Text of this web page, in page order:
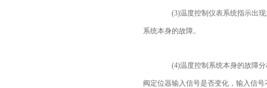
(3)温度控制仪表系统指示出现
系统本身的故障。
(4)温度控制系统本身的故障分
阀定位器输入信号是否变化，输入信